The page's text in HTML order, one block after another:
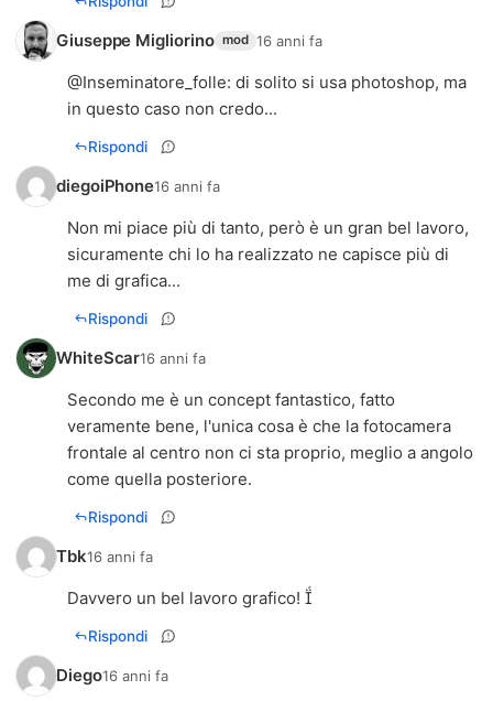
Giuseppe Migliorino mod 16 anni fa
@Inseminatore_folle: di solito si usa photoshop, ma
in questo caso non credo...
Rispondi
diegoiPhone16 anni fa
Non mi piace più di tanto, però è un gran bel lavoro,
sicuramente chi lo ha realizzato ne capisce più di
me di grafica...
Rispondi
WhiteScar16 anni fa
Secondo me è un concept fantastico, fatto
veramente bene, l'unica cosa è che la fotocamera
frontale al centro non ci sta proprio, meglio a angolo
come quella posteriore.
Rispondi
Tbk16 anni fa
Davvero un bel lavoro grafico! 
Rispondi
Diego16 anni fa